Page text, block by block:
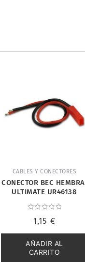
CABLES Y CONECTORES
CONECTOR BEC
ULTIMATE UR46138
con
de
5
1,15 €
AÑADIR AL
CARRITO